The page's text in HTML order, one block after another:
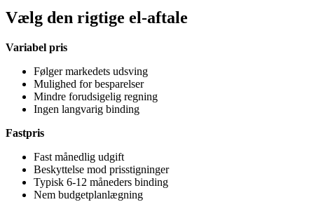
Vælg den rigtige el-aftale
Variabel pris
Følger markedets udsving
Mulighed for besparelser
Mindre forudsigelig regning
Ingen langvarig binding
Fastpris
Fast månedlig udgift
Beskyttelse mod prisstigninger
Typisk 6-12 måneders binding
Nem budgetplanlægning